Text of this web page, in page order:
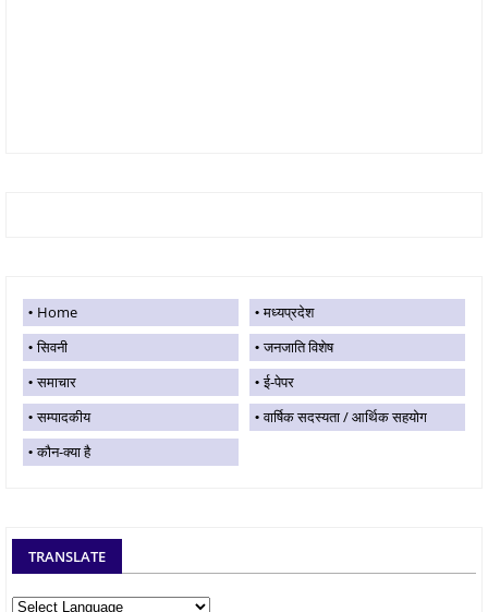
Home
मध्यप्रदेश
सिवनी
जनजाति विशेष
समाचार
ई-पेपर
सम्पादकीय
वार्षिक सदस्यता / आर्थिक सहयोग
कौन-क्या है
TRANSLATE